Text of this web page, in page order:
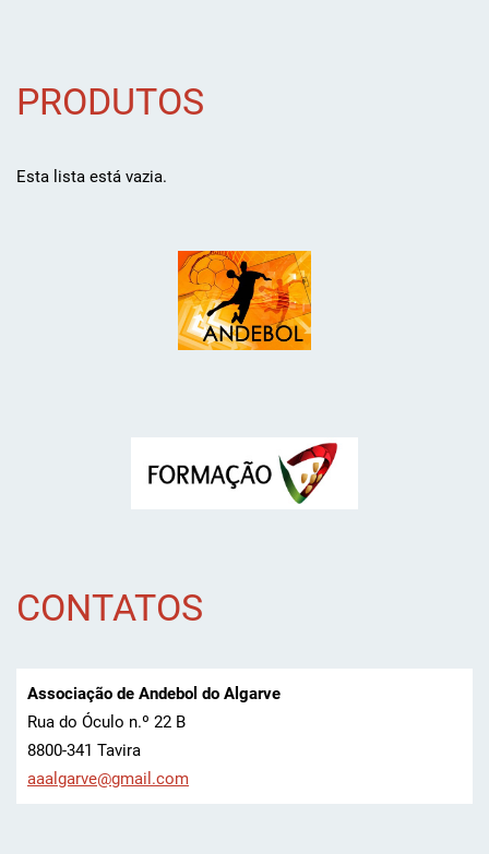
PRODUTOS
Esta lista está vazia.
CONTATOS
Associação de Andebol do Algarve
Rua do Óculo n.º 22 B
8800-341 Tavira
aaalgarve@gmail.com